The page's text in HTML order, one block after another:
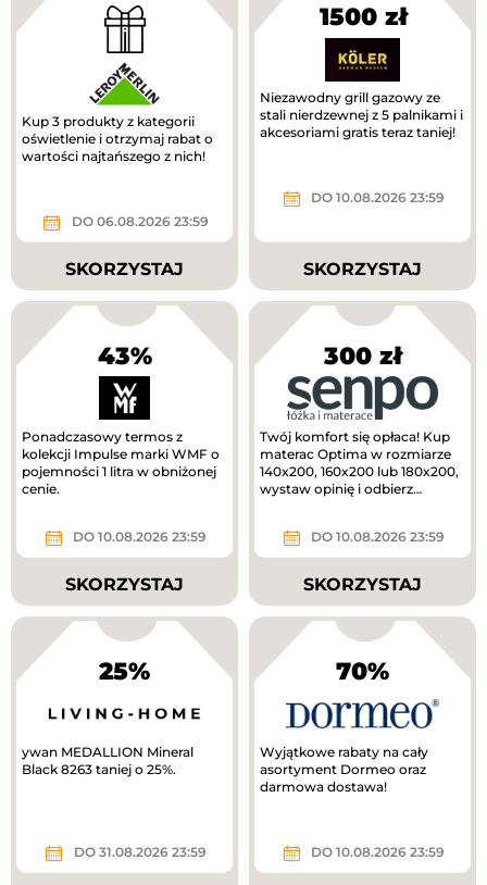
Kup 3 produkty z kategorii
oświetlenie i otrzymaj rabat o
wartości najtańszego z nich!
DO 06.08.2026 23:59
SKORZYSTAJ
1500 zł
Niezawodny grill gazowy ze
stali nierdzewnej z 5 palnikami i
akcesoriami gratis teraz taniej!
DO 10.08.2026 23:59
SKORZYSTAJ
43%
Ponadczasowy termos z
kolekcji Impulse marki WMF o
pojemności 1 litra w obniżonej
cenie.
DO 10.08.2026 23:59
SKORZYSTAJ
300 zł
Twój komfort się opłaca! Kup
materac Optima w rozmiarze
140x200, 160x200 lub 180x200,
wystaw opinię i odbierz
DO 10.08.2026 23:59
SKORZYSTAJ
25%
ywan MEDALLION Mineral
Black 8263 taniej o 25%.
DO 31.08.2026 23:59
70%
Wyjątkowe rabaty na cały
asortyment Dormeo oraz
darmowa dostawa!
DO 10.08.2026 23:59